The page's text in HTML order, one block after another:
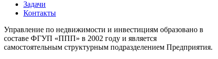
Задачи
Контакты
Управление по недвижимости и инвестициям образовано в
составе ФГУП «ППП» в 2002 году и является
самостоятельным структурным подразделением Предприятия.